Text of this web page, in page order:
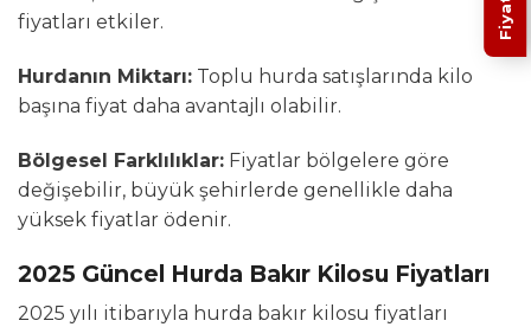
fiyatları etkiler.
Hurdanın Miktarı: Toplu hurda satışlarında kilo
başına fiyat daha avantajlı olabilir.
Bölgesel Farklılıklar: Fiyatlar bölgelere göre
değişebilir, büyük şehirlerde genellikle daha
yüksek fiyatlar ödenir.
2025 Güncel Hurda Bakır Kilosu Fiyatları
2025 yılı itibarıyla hurda bakır kilosu fiyatları